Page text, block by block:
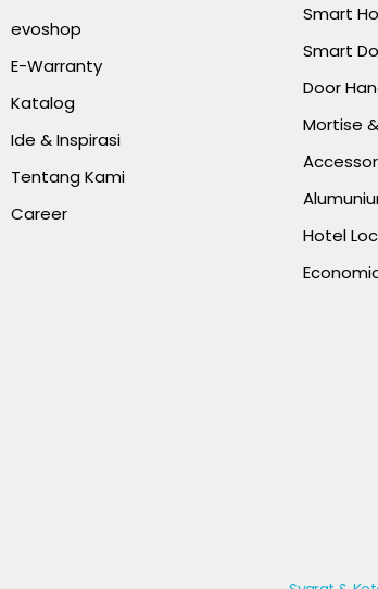
evoshop
E-Warranty
Katalog
Ide & Inspirasi
Tentang Kami
Career
Smart
Smart
Door
Mortise
Hotel